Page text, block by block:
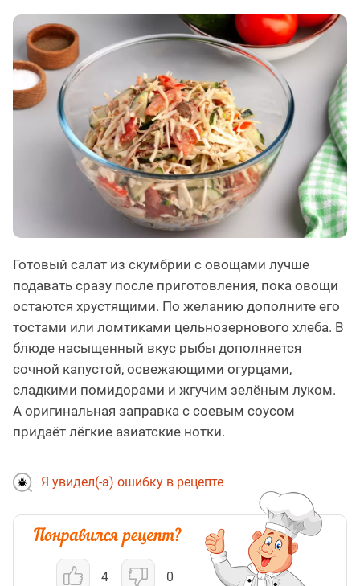
Готовый салат из скумбрии с овощами лучше
подавать сразу после приготовления, пока овощи
остаются хрустящими. По желанию дополните его
тостами или ломтиками цельнозернового хлеба. В
блюде насыщенный вкус рыбы дополняется
сочной капустой, освежающими огурцами,
сладкими помидорами и жгучим зелёным луком.
А оригинальная заправка с соевым соусом
придаёт лёгкие азиатские нотки.
Я увидел(-а) ошибку в рецепте
4 0